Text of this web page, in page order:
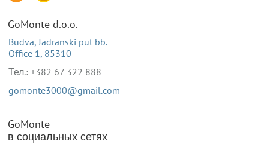
GoMonte d.o.o.
Budva, Jadranski put bb.
Office 1, 85310
Тел.: +382 67 322 888
gomonte3000@gmail.com
GoMonte
в социальных сетях